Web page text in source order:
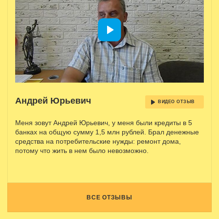
Андрей Юрьевич ВИДЕО ОТЗЫВ
Меня зовут Андрей Юрьевич, у меня были кредиты в 5
банках на общую сумму 1,5 млн рублей. Брал денежные
средства на потребительские нужды: ремонт дома,
потому что жить в нем было невозможно.
ВСЕ ОТЗЫВЫ